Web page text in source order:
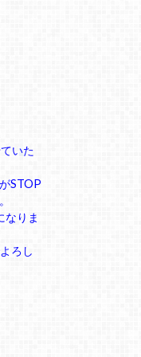
いた
STOP
りま
ろし